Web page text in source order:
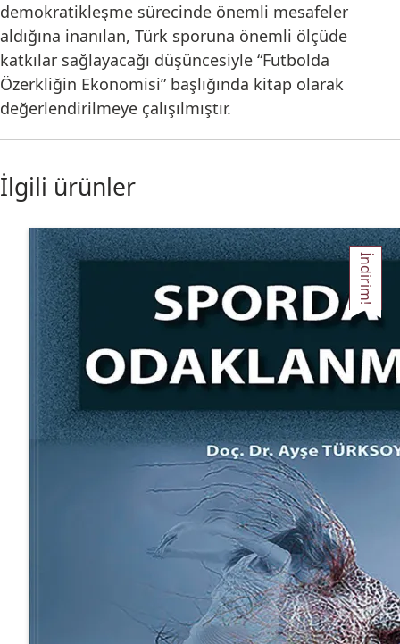
demokratikleşme sürecinde önemli mesafeler
aldığına inanılan, Türk sporuna önemli ölçüde
katkılar sağlayacağı düşüncesiyle “Futbolda
Özerkliğin Ekonomisi” başlığında kitap olarak
değerlendirilmeye çalışılmıştır.
İlgili ürünler
İndirim!